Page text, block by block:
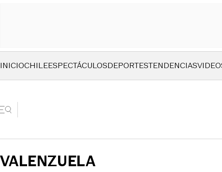
INICIOCHILEESPECTÁCULOSDEPORTESTENDENCIAS
VALENZUELA